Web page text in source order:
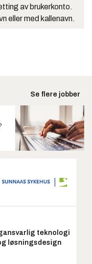
av brukerkonto.
eller med kallenavn.
Se flere jobber
teknologi
løsningsdesign